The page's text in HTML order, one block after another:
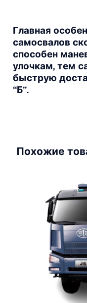
Главная
самосвалов
способен
улочкам, тем
быструю
“Б”.
Похожие